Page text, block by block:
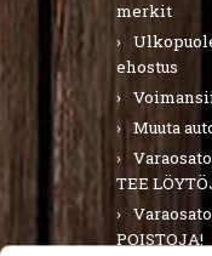
merkit
ehostus
Muuta
TEE
POISTOJA!